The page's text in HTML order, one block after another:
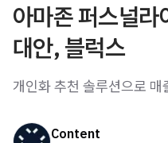
아마존 퍼스널라
대안, 블럭스
개인화 추천 솔루션으로
Content